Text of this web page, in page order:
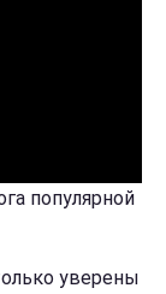
популярной
уверены